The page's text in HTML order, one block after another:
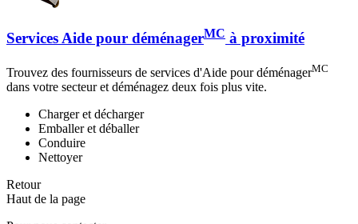
Services Aide pour déménagerMC à proximité
Trouvez des fournisseurs de services d'Aide pour déménagerMC
dans votre secteur et déménagez deux fois plus vite.
Charger et décharger
Emballer et déballer
Conduire
Nettoyer
Retour
Haut de la page